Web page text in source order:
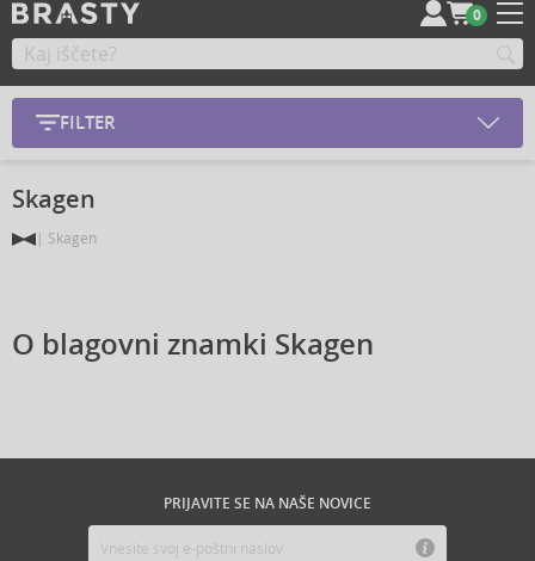
0
FILTER
Skagen
Skagen
O blagovni znamki Skagen
PRIJAVITE SE NA NAŠE NOVICE